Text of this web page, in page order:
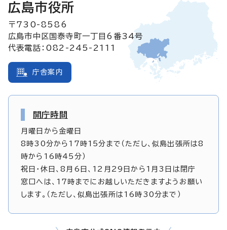
広島市役所
〒730-8586
広島市中区国泰寺町一丁目6番34号
代表電話：082-245-2111
庁舎案内
開庁時間
月曜日から金曜日
8時30分から17時15分まで（ただし、似島出張所は8
時から16時45分）
祝日・休日、8月6日、12月29日から1月3日は閉庁
窓口へは、17時までにお越しいただきますようお願い
します。（ただし、似島出張所は16時30分まで）